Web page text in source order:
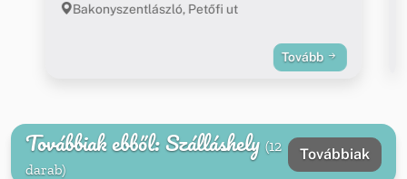
Bakonyszentlászló, Petőfi ut
Tovább
Továbbiak ebből: Szálláshely (12
darab)
Továbbiak